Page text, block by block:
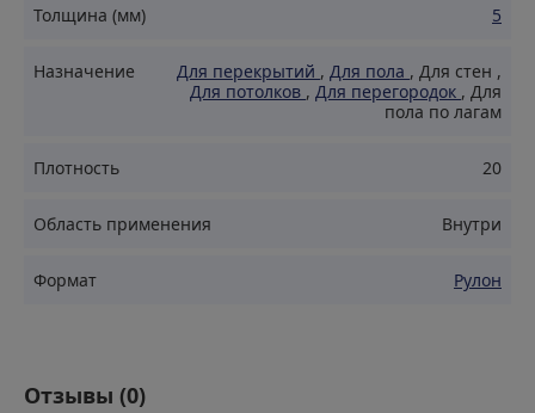
оптимальную температуру в помещении.
Прочность и долговечность: Устойчив к
механическим повреждениям, что гарантирует его
долговечность и надежность на протяжении многих
Звукоизоляция: Отличные звукоизоляционные
свойства обеспечивают комфортный уровень шума
Влагостойкость: Материал не впитывает влагу,
способствуя сохранению здорового микроклимата.
Экологичность: Безопасен для здоровья и
Толщина (мм) 5
Назначение Для перекрытий , Для пола , Для стен ,
Для потолков , Для перегородок , Для
пола по лагам
Плотность 20
Область применения Внутри
Формат Рулон
Отзывы (0)